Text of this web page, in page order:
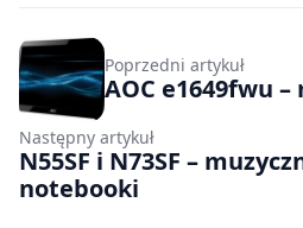
Poprzedni artykuł
AOC e1649fwu
Następny artykuł
N55SF i N73SF –
notebooki